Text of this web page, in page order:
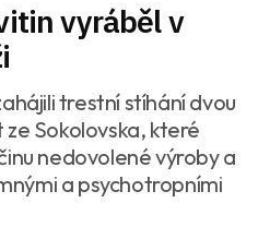
vyráběl v
trestní stíhání dvou
ze Sokolovska, které
nedovolené výroby a
a psychotropními